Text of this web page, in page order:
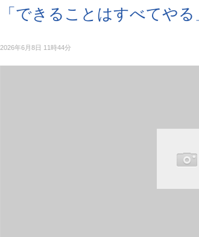
「できることはすべてや
2026年6月8日 11時44分